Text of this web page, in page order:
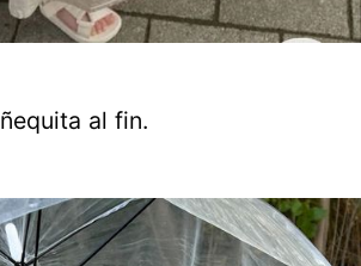
al fin.